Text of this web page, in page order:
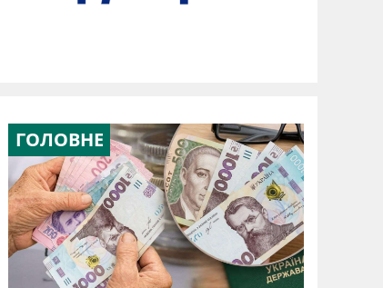
ГОЛОВНЕ